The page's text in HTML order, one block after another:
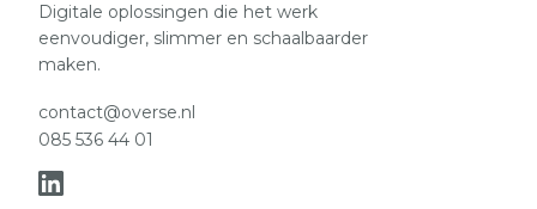
Digitale oplossingen die het werk
eenvoudiger, slimmer en schaalbaarder
maken.
contact@overse.nl
085 536 44 01